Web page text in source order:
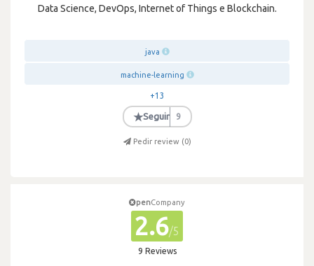
Data Science, DevOps, Internet of Things e Blockchain.
java
machine-learning
+13
★Seguir 9
Pedir review (0)
penCompany
2.6/5
9 Reviews